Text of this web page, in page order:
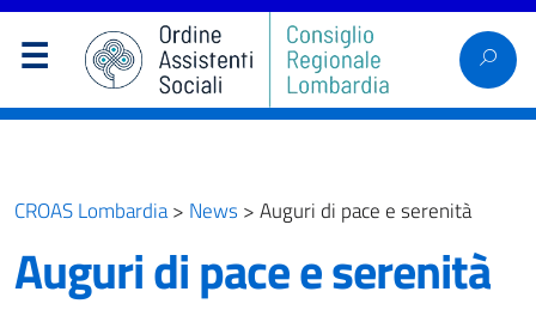
CROAS Lombardia> News > Auguri di pace e serenità
Auguri di pace e serenità